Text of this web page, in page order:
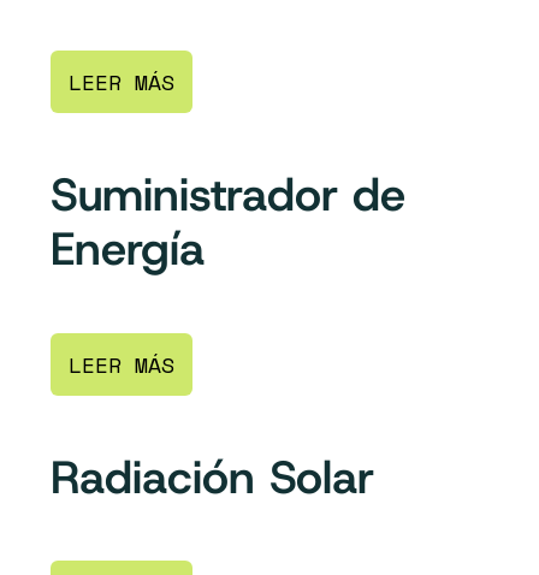
LEER MÁS
Suministrador de
Energía
LEER MÁS
Radiación Solar